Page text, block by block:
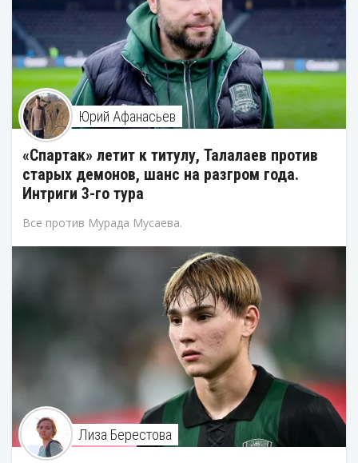
Юрий Афанасьев
«Спартак» летит к титулу, Талалаев против
старых демонов, шанс на разгром года.
Интриги 3-го тура
Все против Мурада Мусаева.
Лиза Берестова